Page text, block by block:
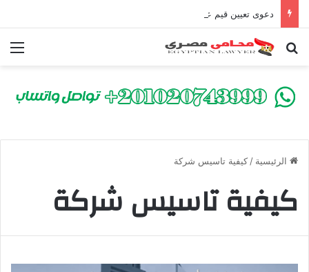
بحث عن
الرئيسية / كيفية تاسيس شركة
كيفية تاسيس شركة